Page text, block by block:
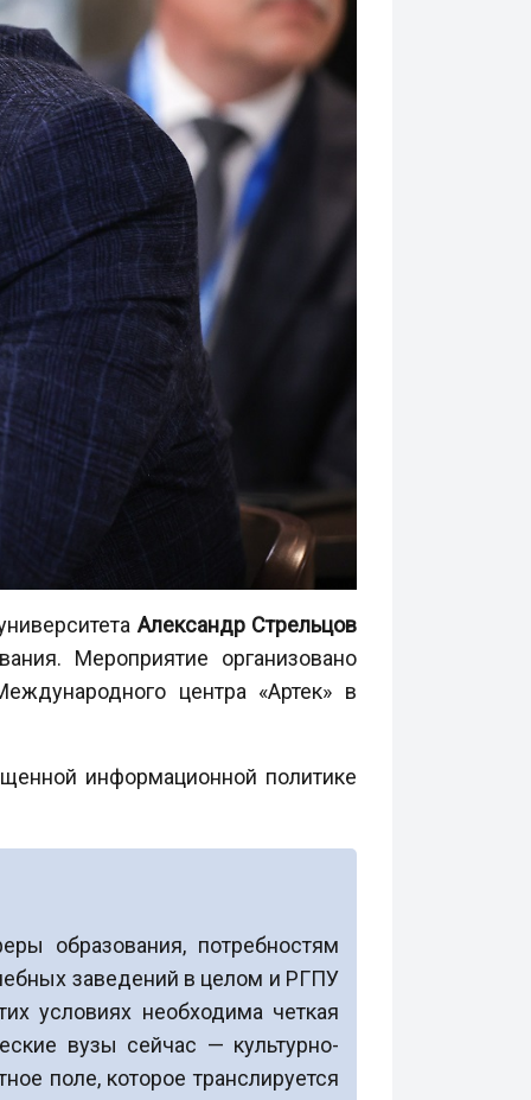
Александр Стрельцов
Мероприятие организовано
центра «Артек» в
информационной политике
образования, потребностям
заведений в целом и РГПУ
условиях необходима четкая
вузы сейчас — культурно-
поле, которое транслируется